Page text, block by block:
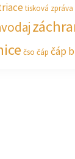
tisková zpráva
čso čáp čáp